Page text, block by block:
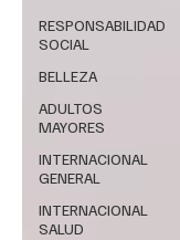
RESPONSABILIDAD
SOCIAL
BELLEZA
ADULTOS
MAYORES
INTERNACIONAL
GENERAL
INTERNACIONAL
SALUD